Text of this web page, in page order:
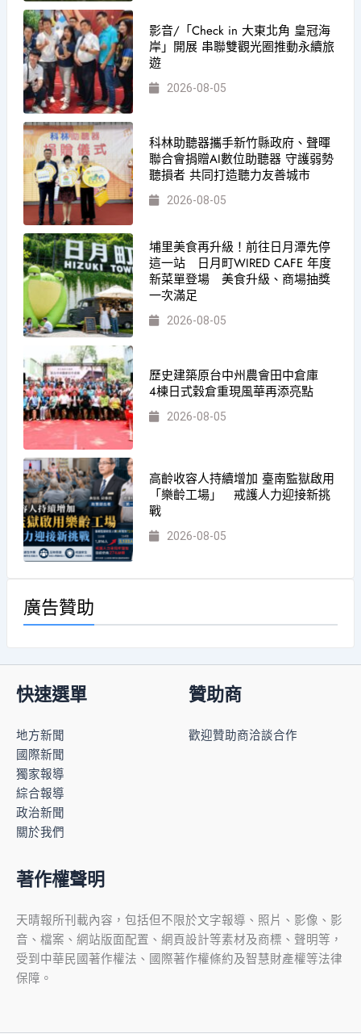
影音/「Check in 大東北角 皇冠海
岸」開展 串聯雙觀光圈推動永續旅
遊
2026-08-05
科林助聽器攜手新竹縣政府、聲暉
聯合會捐贈AI數位助聽器 守護弱勢
聽損者 共同打造聽力友善城市
2026-08-05
埔里美食再升級！前往日月潭先停
這一站 日月町WIRED CAFE 年度
新菜單登場 美食升級、商場抽獎
一次滿足
2026-08-05
歷史建築原台中州農會田中倉庫
4棟日式穀倉重現風華再添亮點
2026-08-05
高齡收容人持續增加 臺南監獄啟用
「樂齡工場」 戒護人力迎接新挑
戰
2026-08-05
廣告贊助
快速選單
地方新聞
國際新聞
獨家報導
綜合報導
政治新聞
關於我們
贊助商
歡迎贊助商洽談合作
著作權聲明
天晴報所刊載內容，包括但不限於文字報導、照片、影像、影
音、檔案、網站版面配置、網頁設計等素材及商標、聲明等，
受到中華民國著作權法、國際著作權條約及智慧財產權等法律
保障。